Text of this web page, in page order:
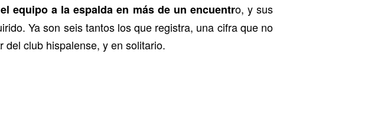
equipo a la espalda en más de un encuentro, y sus
Ya son seis tantos los que registra, una cifra que no
club hispalense, y en solitario.